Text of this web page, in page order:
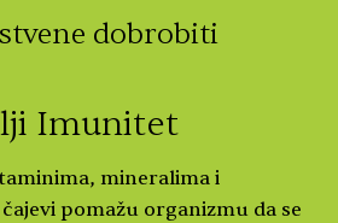
dobrobiti
Imunitet
mineralima i
pomažu organizmu da se